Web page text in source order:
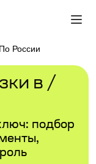
России
в /
подбор